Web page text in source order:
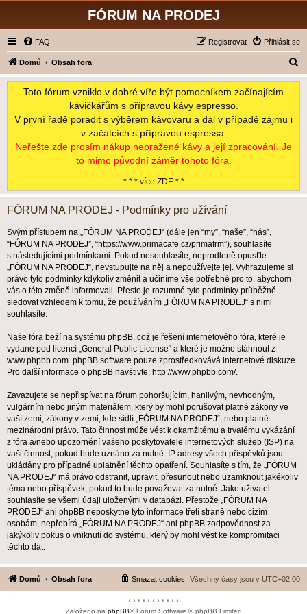
FÓRUM NA PRODEJ
FAQ Přihlásit se
Registrovat
Domů Obsah fora
l
Toto fórum vzniklo v dobré víře být pomocníkem začínajícím
kávičkářům s přípravou kávy espresso.
V první řadě poradit s výběrem kávovaru a dál v případě zájmu i
v začátcích s přípravou espressa.
Neřešte zde prosím nákup nepražené kávy a její zpracování. Je
to mimo původní záměr tohoto fóra.
* * * více ZDE * *
FÓRUM NA PRODEJ - Podmínky pro užívání
Svým přístupem na „FÓRUM NA PRODEJ“ (dále jen “my”, “naše”, “nás”,
“FÓRUM NA PRODEJ”, “https://www.primacafe.cz/primafrm”), souhlasíte
s následujícími podmínkami. Pokud nesouhlasíte, neprodleně opusťte
„FÓRUM NA PRODEJ“, nevstupujte na něj a nepoužívejte jej. Vyhrazujeme si
právo tyto podmínky kdykoliv změnit a učiníme vše potřebné pro to, abychom
vás o této změně informovali. Přesto je rozumné tyto podmínky průběžně
sledovat vzhledem k tomu, že používáním „FÓRUM NA PRODEJ“ s nimi
souhlasíte.
Naše fóra beží na systému phpBB, což je řešení internetového fóra, které je
vydané pod licencí „General Public License“ a které je možno stáhnout z
www.phpbb.com. phpBB software pouze zprostředkovává internetové diskuze.
Pro další informace o phpBB navštivte: http://www.phpbb.com/.
Zavazujete se nepřispívat na fórum pohoršujícím, hanlivým, nevhodným,
vulgárním nebo jiným materiálem, který by mohl porušovat platné zákony ve
vaší zemi, zákony v zemi, kde sídlí „FÓRUM NA PRODEJ“, nebo platné
mezinárodní právo. Tato činnost může vést k okamžitému a trvalému vykázání
z fóra a/nebo upozornění vašeho poskytovatele internetových služeb (ISP) na
vaši činnost, pokud bude uznáno za nutné. IP adresy všech příspěvků jsou
ukládány pro případné uplatnění těchto opatření. Souhlasíte s tím, že „FÓRUM
NA PRODEJ“ má právo odstranit, upravit, přesunout nebo uzamknout jakékoliv
téma nebo příspěvek, pokud to bude považovat za nutné. Jako uživatel
souhlasíte se všemi údaji uloženými v databázi. Přestože „FÓRUM NA
PRODEJ“ ani phpBB neposkytne tyto informace třetí straně nebo cizím
osobám, nepřebírá „FÓRUM NA PRODEJ“ ani phpBB zodpovědnost za
jakýkoliv pokus o vniknutí do systému, který by mohl vést ke kompromitaci
těchto dat.
Domů Obsah fora Všechny časy jsou v UTC+02:00
Smazat cookies
*-*-*-*-*-*-*-*-*-*-*
Založeno na phpBB® Forum Software © phpBB Limited